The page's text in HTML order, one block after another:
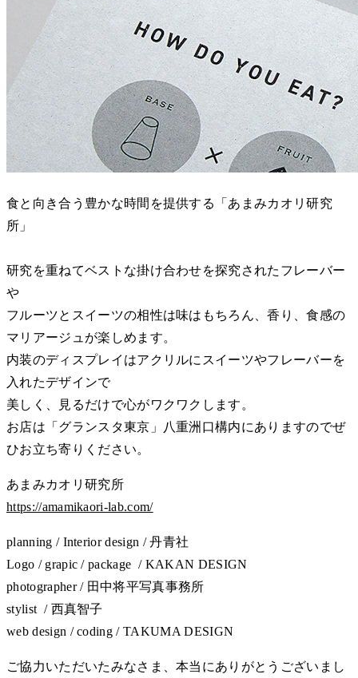
食と向き合う豊かな時間を提供する「あまみカオリ研究
所」
研究を重ねてベストな掛け合わせを探究されたフレーバー
や
フルーツとスイーツの相性は味はもちろん、香り、食感の
マリアージュが楽しめます。
内装のディスプレイはアクリルにスイーツやフレーバーを
入れたデザインで
美しく、見るだけで心がワクワクします。
お店は「グランスタ東京」八重洲口構内にありますのでぜ
ひお立ち寄りください。
あまみカオリ研究所
https://amamikaori-lab.com/
planning / Interior design / 丹青社
Logo / grapic / package / KAKAN DESIGN
photographer / 田中将平写真事務所
stylist / 西真智子
web design / coding / TAKUMA DESIGN
ご協力いただいたみなさま、本当にありがとうございまし